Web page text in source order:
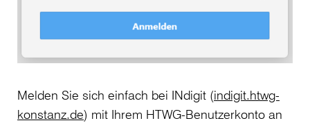
Melden Sie sich einfach bei INdigit (indigit.htwg-
konstanz.de) mit Ihrem HTWG-Benutzerkonto an